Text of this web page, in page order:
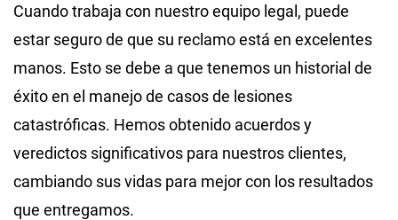
Cuando trabaja con nuestro equipo legal, puede
estar seguro de que su reclamo está en excelentes
manos. Esto se debe a que tenemos un historial de
éxito en el manejo de casos de lesiones
catastróficas. Hemos obtenido acuerdos y
veredictos significativos para nuestros clientes,
cambiando sus vidas para mejor con los resultados
que entregamos.